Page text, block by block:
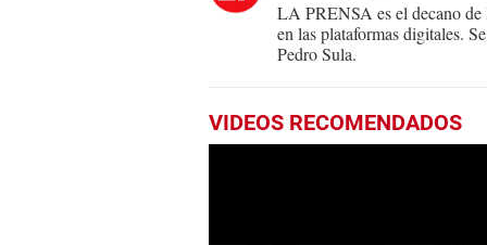
LA PRENSA es el decano de
en las plataformas digitales.
Pedro Sula.
VIDEOS RECOMENDADOS